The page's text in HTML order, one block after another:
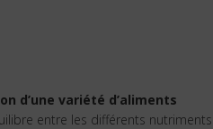
d’une variété d’aliments
entre les différents nutriments